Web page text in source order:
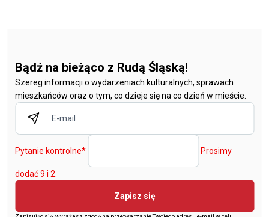
Bądź na bieżąco z Rudą Śląską!
Szereg informacji o wydarzeniach kulturalnych, sprawach
mieszkańców oraz o tym, co dzieje się na co dzień w mieście.
Pytanie kontrolne* Prosimy
dodać 9 i 2.
Zapisz się